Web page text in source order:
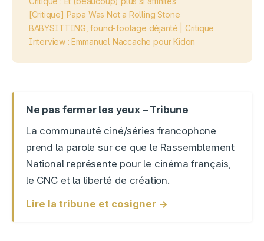
[Critique] Papa Was Not a Rolling Stone
BABYSITTING, found-footage déjanté | Critique
Interview : Emmanuel Naccache pour Kidon
Ne pas fermer les yeux – Tribune
La communauté ciné/séries francophone
prend la parole sur ce que le Rassemblement
National représente pour le cinéma français,
le CNC et la liberté de création.
Lire la tribune et cosigner →